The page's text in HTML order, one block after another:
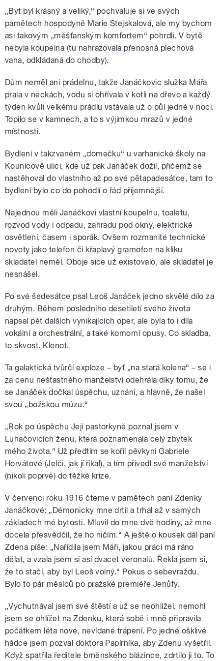
„Byt byl krásný a veliký,“ pochvaluje si ve svých
pamětech hospodyně Marie Stejskalová, ale my bychom
asi takovým „měšťanským komfortem“ pohrdli. V bytě
nebyla koupelna (tu nahrazovala přenosná plechová
vana, odkládaná do chodby).
Dům neměl ani prádelnu, takže Janáčkovic služka Mářa
prala v neckách, vodu si ohřívala v kotli na dřevo a každý
týden kvůli velkému prádlu vstávala už o půl jedné v noci.
Topilo se v kamnech, a to s výjimkou mrazů v jedné
místnosti.
Bydlení v takzvaném „domečku“ u varhanické školy na
Kounicově ulici, kde už pak Janáček dožil, přičemž se
nastěhoval do vlastního až po své pětapadesátce, tam to
bydlení bylo co do pohodlí o řád příjemnější.
Najednou měli Janáčkovi vlastní koupelnu, toaletu,
rozvod vody i odpadu, zahradu pod okny, elektrické
osvětlení, časem i sporák. Ovšem rozmanité technické
novoty jako telefon či křaplavý gramofon na kliku
skladatel neměl. Oboje sice už existovalo, ale skladatel je
nesnášel.
Po své šedesátce psal Leoš Janáček jedno skvělé dílo za
druhým. Během posledního desetiletí svého života
napsal pět dalších vynikajících oper, ale byla to i díla
vokální a orchestrální, a také komorní opusy. Co skladba,
to skvost. Klenot.
Ta galaktická tvůrčí exploze – byť „na stará kolena“ – se i
za cenu nešťastného manželství odehrála díky tomu, že
se Janáček dočkal úspěchu, uznání, a hlavně, že našel
svou „božskou múzu.“
„Rok po úspěchu Její pastorkyně poznal jsem v
Luhačovicích ženu, která poznamenala celý zbytek
mého života.“ Už předtím se kořil pěvkyni Gabriele
Horvátové (Jelči, jak jí říkal), a tím přivedl své manželství
(nikoli poprvé) do těžké krize.
V červenci roku 1916 čteme v pamětech paní Zdenky
Janáčkové: „Démonicky mne drtil a trhal až v samých
základech mé bytosti. Mluvil do mne dvě hodiny, až mne
docela přesvědčil, že ho ničím.“ A ještě o kousek dál paní
Zdena píše: „Nařídila jsem Máři, jakou práci má ráno
dělat, a vzala jsem si asi dvacet veronalů. Řekla jsem si,
že to stačí, aby byl Leoš volný.“ Pokus o sebevraždu.
Bylo to pár měsíců po pražské premiéře Jenůfy.
„Vychutnával jsem své štěstí a už se neohlížel, nemohl
jsem se ohlížet na Zdenku, která sobě i mně připravila
počátkem léta nové, nevídané trápení. Po jedné ošklivé
hádce jsem pozval doktora Papírníka, aby Zdenu vyšetřil.
Když spatřila ředitele brněnského blázince, zdrtilo ji to. To